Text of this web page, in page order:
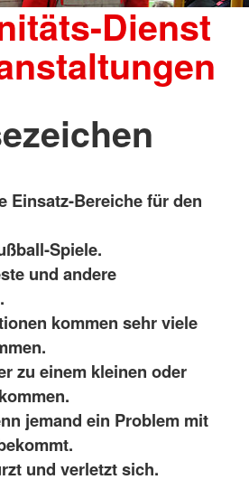
Dienst
Einsatz-Bereiche für den
Spiele.
und andere
kommen sehr viele
zu einem kleinen oder
jemand ein Problem mit
und verletzt sich.